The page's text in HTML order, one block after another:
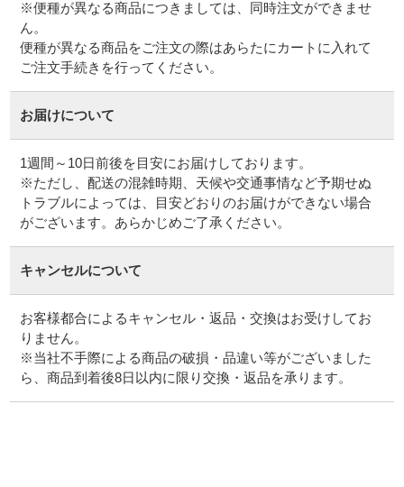
※便種が異なる商品につきましては、同時注文ができませ
ん。
便種が異なる商品をご注文の際はあらたにカートに入れて
ご注文手続きを行ってください。
お届けについて
1週間～10日前後を目安にお届けしております。
※ただし、配送の混雑時期、天候や交通事情など予期せぬ
トラブルによっては、目安どおりのお届けができない場合
がございます。あらかじめご了承ください。
キャンセルについて
お客様都合によるキャンセル・返品・交換はお受けしてお
りません。
※当社不手際による商品の破損・品違い等がございました
ら、商品到着後8日以内に限り交換・返品を承ります。